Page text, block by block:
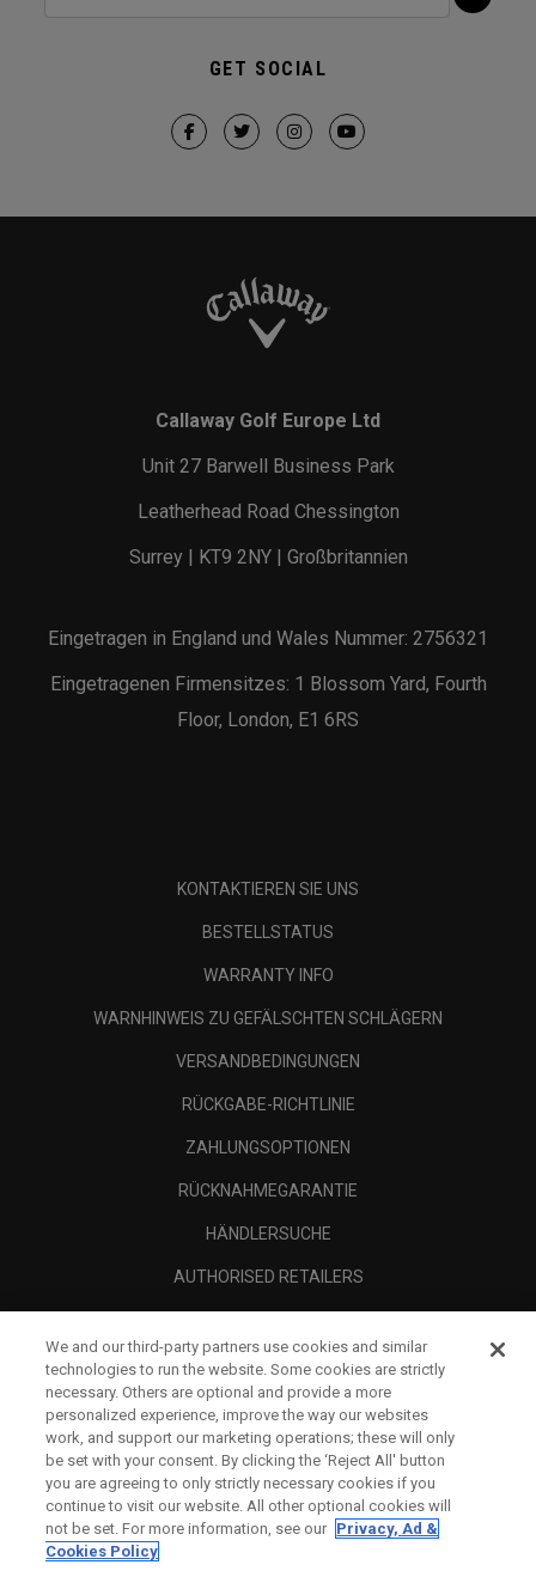
GET SOCIAL
Callaway Golf Europe Ltd
Unit 27 Barwell Business Park
Leatherhead Road Chessington
Surrey | KT9 2NY | Großbritannien
Eingetragen in England und Wales Nummer: 2756321
Eingetragenen Firmensitzes: 1 Blossom Yard, Fourth
Floor, London, E1 6RS
KONTAKTIEREN SIE UNS
BESTELLSTATUS
WARRANTY INFO
WARNHINWEIS ZU GEFÄLSCHTEN SCHLÄGERN
VERSANDBEDINGUNGEN
RÜCKGABE-RICHTLINIE
ZAHLUNGSOPTIONEN
RÜCKNAHMEGARANTIE
HÄNDLERSUCHE
AUTHORISED RETAILERS
UNTERNEHMENSPROFIL
RECHTLICHES-
We and our third-party partners use cookies and similar
technologies to run the website. Some cookies are strictly
necessary. Others are optional and provide a more
personalized experience, improve the way our websites
work, and support our marketing operations; these will only
be set with your consent. By clicking the ‘Reject All' button
you are agreeing to only strictly necessary cookies if you
continue to visit our website. All other optional cookies will
not be set. For more information, see our Privacy, Ad &
Cookies Policy